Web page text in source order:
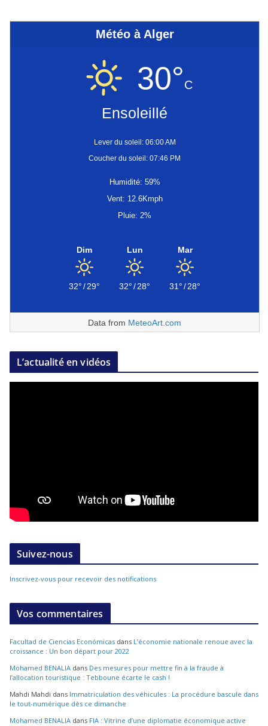
Météo à Alger
30°C
Ensoleillé
Lever du soleil: 06:00 AM
Coucher du soleil: 07:46 PM
Humidité: 59%
Vent: 12.6Kmph
Pluie: 2%
Dim
32°/29°
Lun
32°/28°
Mar
31°/28°
Data from MeteoArt.com
L’actualité en vidéos
Suivez-nous
Inscrivez-vous pour recevoir des notifications
Vos commentaires
Facultad de Ciencias Económicas dans L’économie nationale renoue avec la
croissance : Un bon départ pour 2022
Mohamed BENALIA dans Des mesures pour mettre fin à la fraude à
l’allocation touristique : Tebboune écarte le cash !
Mahdi Mahdi dans Immatriculation des véhicules : La procédure bascule dans
le tout-numérique dès ce dimanche
Mohamed BENALIA dans FIA : Vitrine d’une diplomatie économique active